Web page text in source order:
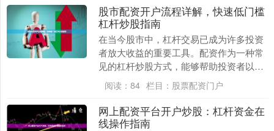
股市配资开户流程详解，快速低门槛
杠杆炒股指南
在当今股市中，杠杆交易已成为许多投资
者放大收益的重要工具。配资作为一种常
见的杠杆炒股方式，能够帮助投资者以较
小的自有资金撬动更大的投资额度。本文
将为您详细解析股....
阅读： 84 栏目： 股票配资门户
网上配资平台开户炒股：杠杆资金在
线操作指南